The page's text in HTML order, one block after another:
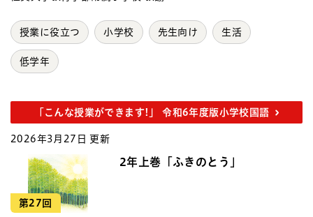
授業に役立つ 小学校 先生向け 生活
低学年
「こんな授業ができます!」 令和6年度版小学校国語
2026年3月27日 更新
第27回
2年上巻「ふきのとう」